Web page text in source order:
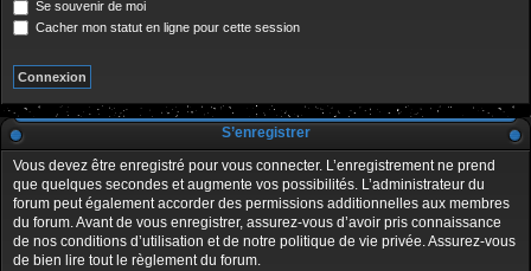
Se souvenir de moi
Cacher mon statut en ligne pour cette session
S’enregistrer
Vous devez être enregistré pour vous connecter. L’enregistrement ne prend
que quelques secondes et augmente vos possibilités. L’administrateur du
forum peut également accorder des permissions additionnelles aux membres
du forum. Avant de vous enregistrer, assurez-vous d’avoir pris connaissance
de nos conditions d’utilisation et de notre politique de vie privée. Assurez-vous
de bien lire tout le règlement du forum.